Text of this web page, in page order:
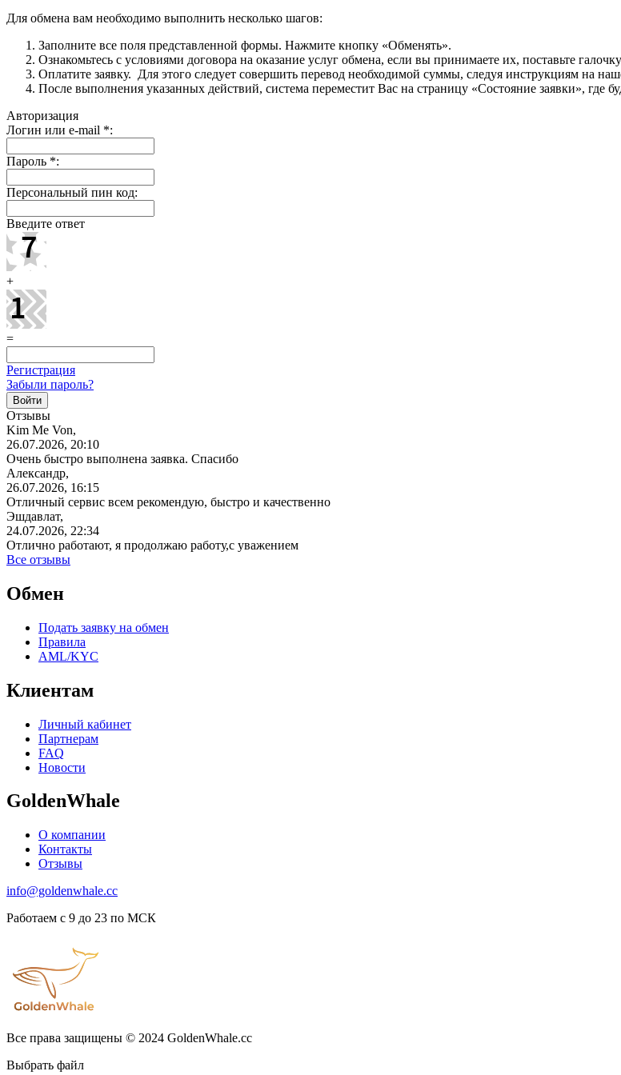
Для обмена вам необходимо выполнить несколько шагов:
Заполните все поля представленной формы. Нажмите кнопку «Обменять».
Ознакомьтесь с условиями договора на оказание услуг обмена, если вы принимаете их, поставьте
Оплатите заявку. Для этого следует совершить перевод необходимой суммы, следуя инструкциям на
После выполнения указанных действий, система переместит Вас на страницу «Состояние заявки», где
Авторизация
Логин или e-mail *:
Пароль *:
Персональный пин код:
Введите ответ
+
=
Регистрация
Забыли пароль?
Отзывы
Kim Me Von,
26.07.2026, 20:10
Очень быстро выполнена заявка. Спасибо
Александр,
26.07.2026, 16:15
Отличный сервис всем рекомендую, быстро и качественно
Эшдавлат,
24.07.2026, 22:34
Отлично работают, я продолжаю работу,с уважением
Все отзывы
Обмен
Подать заявку на обмен
Правила
AML/KYC
Клиентам
Личный кабинет
Партнерам
FAQ
Новости
GoldenWhale
О компании
Контакты
Отзывы
info@goldenwhale.cc
Работаем с 9 до 23 по МСК
Все права защищены © 2024 GoldenWhale.cc
Выбрать файл